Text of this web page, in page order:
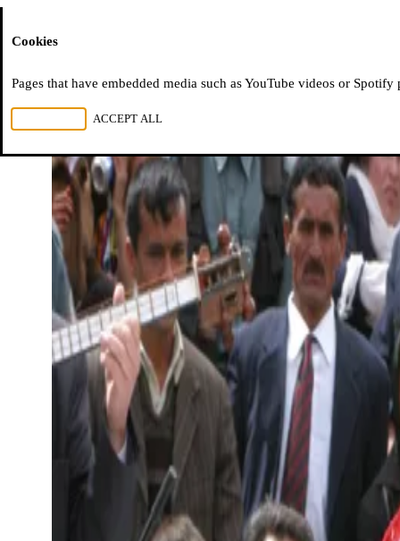
Cookies
Pages that have embedded media such as YouTube videos or
ACCEPT ALL